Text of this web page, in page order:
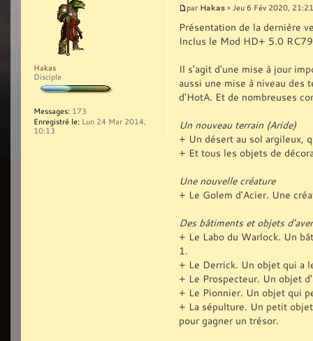
par Hakas » Jeu 6 Fév 2020, 21:21
Présentation de la dernière
Inclus le Mod HD+ 5.0 RC79
Il s'agit d'une mise à jour
aussi une mise à niveau des
d'HotA. Et de nombreuses
Un nouveau terrain (Aride)
+ Un désert au sol argileux,
+ Et tous les objets de
Une nouvelle créature
+ Le Golem d'Acier. Une
Des bâtiments et objets
+ Le Labo du Warlock. Un
1.
+ Le Derrick. Un objet qui a
+ Le Prospecteur. Un objet
+ Le Pionnier. Un objet qui
+ La sépulture. Un petit
pour gagner un trésor.
Hakas
Disciple
Messages: 173
Enregistré le: Lun 24 Mar 2014,
10:13